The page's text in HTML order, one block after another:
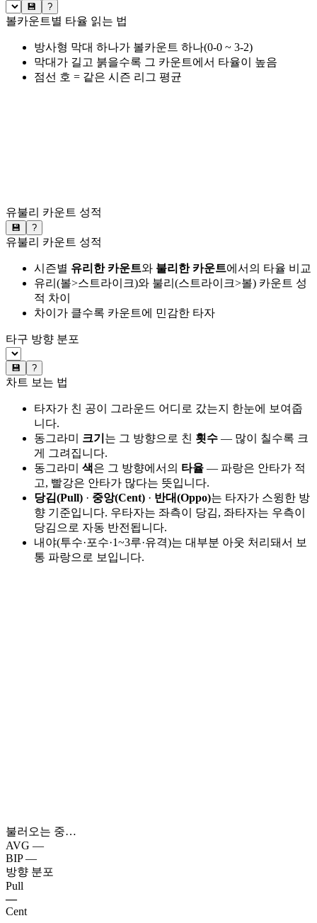
💾 ?
볼카운트별 타율 읽는 법
방사형 막대 하나가 볼카운트 하나(0-0 ~ 3-2)
막대가 길고 붉을수록 그 카운트에서 타율이 높음
점선 호 = 같은 시즌 리그 평균
유불리 카운트 성적
💾 ?
유불리 카운트 성적
시즌별 유리한 카운트와 불리한 카운트에서의 타율 비교
유리(볼>스트라이크)와 불리(스트라이크>볼) 카운트 성
적 차이
차이가 클수록 카운트에 민감한 타자
타구 방향 분포
💾 ?
차트 보는 법
타자가 친 공이 그라운드 어디로 갔는지 한눈에 보여줍
니다.
동그라미 크기 는 그 방향으로 친 횟수 — 많이 칠수록 크
게 그려집니다.
동그라미 색은 그 방향에서의 타율 — 파랑은 안타가 적
고, 빨강은 안타가 많다는 뜻입니다.
당김(Pull) · 중앙(Cent) · 반대(Oppo)는 타자가 스윙한 방
향 기준입니다. 우타자는 좌측이 당김, 좌타자는 우측이
당김으로 자동 반전됩니다.
내야(투수·포수·1~3루·유격)는 대부분 아웃 처리돼서 보
통 파랑으로 보입니다.
불러오는 중…
AVG —
BIP —
방향 분포
Pull
—
Cent